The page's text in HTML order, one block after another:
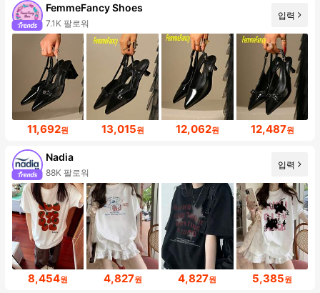
FemmeFancy Shoes
7.1K 팔로워
입력
11,692원 13,015원 12,062원 12,487원
Nadia
88K 팔로워
입력
8,454원 4,827원 4,827원 5,385원